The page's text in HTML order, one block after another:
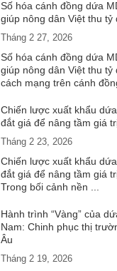
Số hóa cánh đồng dứa
giúp nông dân Việt thu tỷ
Tháng 2 27, 2026
Số hóa cánh đồng dứa
giúp nông dân Việt thu tỷ
cách mạng trên cánh
Chiến lược xuất khẩu
đắt giá để nâng tầm giá
Tháng 2 23, 2026
Chiến lược xuất khẩu
đắt giá để nâng tầm giá
Trong bối cảnh nền ...
Hành trình “Vàng” của
Nam: Chinh phục thị
Âu
Tháng 2 19, 2026